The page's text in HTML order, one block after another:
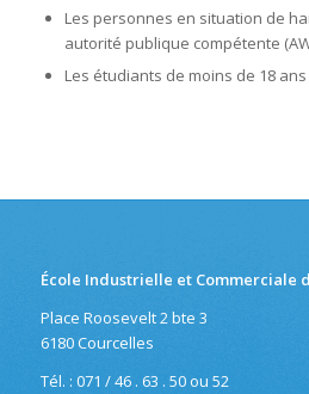
Les personnes en situation de
autorité publique compétente
Les étudiants de moins de 18 ans
École Industrielle et Commerciale
Place Roosevelt 2 bte 3
6180 Courcelles
Tél. : 071 / 46 . 63 . 50 ou 52